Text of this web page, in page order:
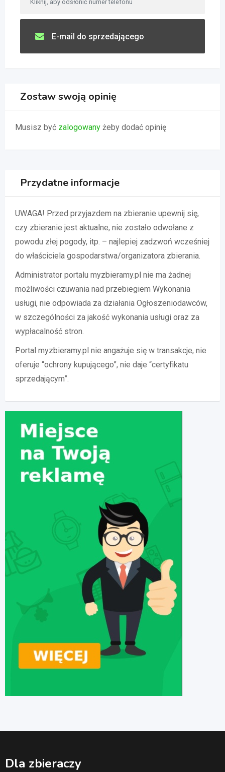
Kliknij, aby odsłonić numer telefonu
E-mail do sprzedającego
Zostaw swoją opinię
Musisz być zalogowany żeby dodać opinię
Przydatne informacje
UWAGA! Przed przyjazdem na zbieranie upewnij się,
czy zbieranie jest aktualne, nie zostało odwołane z
powodu złej pogody, itp. – najlepiej zadzwoń wcześniej
do właściciela gospodarstwa/organizatora zbierania.
Administrator portalu myzbieramy.pl nie ma żadnej
możliwości czuwania nad przebiegiem Wykonania
usługi, nie odpowiada za działania Ogłoszeniodawców,
w szczególności za jakość wykonania usługi oraz za
wypłacalność stron.
Portal myzbieramy.pl nie angażuje się w transakcje, nie
oferuje “ochrony kupującego”, nie daje “certyfikatu
sprzedającym”.
Dla zbieraczy